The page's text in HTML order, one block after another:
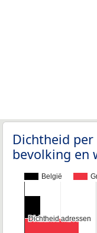
Dichtheid per
bevolking en
België
Dichtheid adressen
Dichtheid adressen